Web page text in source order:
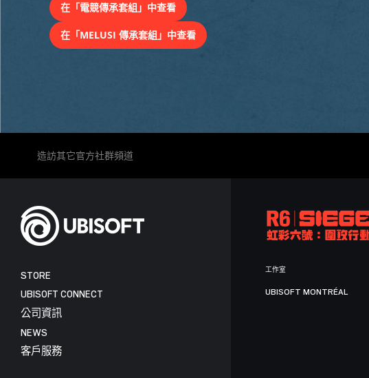
在「電競傳承套組」中查看
在「MELUSI 傳承套組」中查看
造訪其它官方社群頻道
STORE
UBISOFT CONNECT
公司資訊
NEWS
客戶服務
工作室
UBISOFT MONTRÉAL